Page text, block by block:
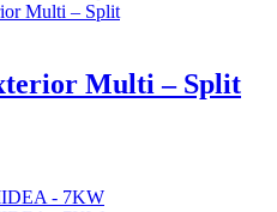
Multi – Split